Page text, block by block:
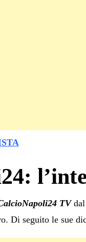
TVdal
Di seguito le sue